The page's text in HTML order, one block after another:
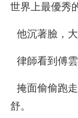
世界上最優秀
他沉著臉，
律師看到傅
舒。